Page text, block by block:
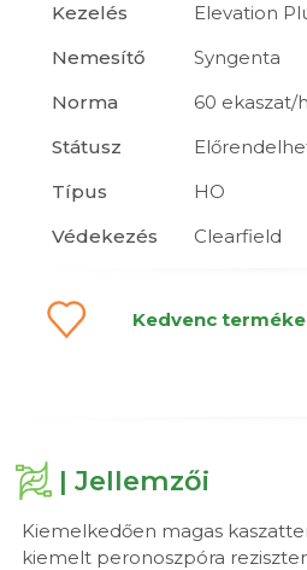
Kezelés
Elevation
Nemesítő
Syngenta
Norma
60 ekaszat/
Státusz
Típus
HO
Védekezés
Clearfield
Kedvenc
| Jellemzői
Kiemelkedően magas
kiemelt peronoszpóra